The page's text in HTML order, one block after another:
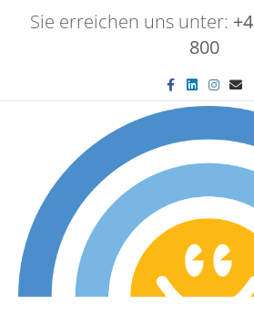
Sie erreichen uns unter:
800
FacebookLinkedinInstagram
Email